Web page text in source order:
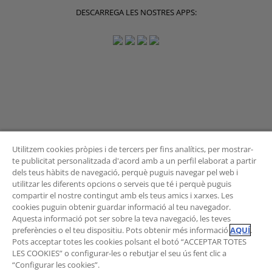
DESCARREGA LES NOSTRES APPS:
BUTLLETÍ
Vols rebre les novetats de l'Àrea de Mobilitat?
Subscriu-te al butlletí.
Utilitzem cookies pròpies i de tercers per fins analítics, per mostrar-
te publicitat personalitzada d'acord amb a un perfil elaborat a partir
dels teus hàbits de navegació, perquè puguis navegar pel web i
utilitzar les diferents opcions o serveis que té i perquè puguis
compartir el nostre contingut amb els teus amics i xarxes. Les
cookies puguin obtenir guardar informació al teu navegador.
Aquesta informació pot ser sobre la teva navegació, les teves
preferències o el teu dispositiu. Pots obtenir més informació AQUÍ.
Pots acceptar totes les cookies polsant el botó “ACCEPTAR TOTES
LES COOKIES” o configurar-les o rebutjar el seu ús fent clic a
“Configurar les cookies”.